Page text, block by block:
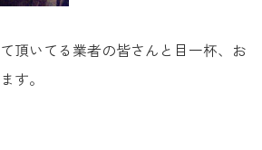
頂いてる業者の皆さんと目一杯、お
す。